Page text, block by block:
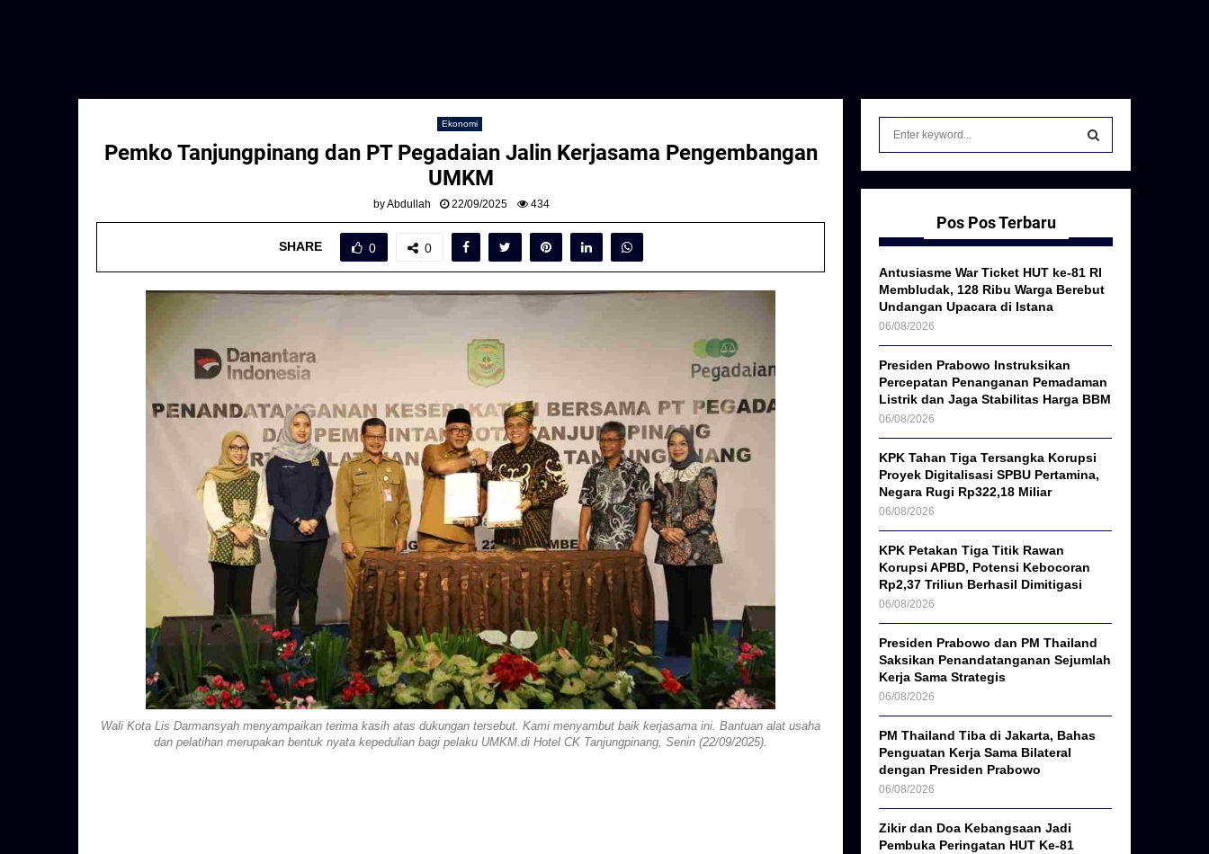
Ekonomi
Pemko Tanjungpinang dan PT Pegadaian Jalin Kerjasama Pengembangan
UMKM
byAbdullah 22/09/2025 434
SHARE 0 0
Wali Kota Lis Darmansyah menyampaikan terima kasih atas dukungan tersebut. Kami menyambut baik kerjasama ini. Bantuan alat usaha
dan pelatihan merupakan bentuk nyata kepedulian bagi pelaku UMKM.di Hotel CK Tanjungpinang, Senin (22/09/2025).
f
r
:
S
A
R
H
Pos Pos Terbaru
Antusiasme War Ticket HUT ke-81 RI
Membludak, 128 Ribu Warga Berebut
Undangan Upacara di Istana
06/08/2026
Presiden Prabowo Instruksikan
Percepatan Penanganan Pemadaman
Listrik dan Jaga Stabilitas Harga BBM
06/08/2026
KPK Tahan Tiga Tersangka Korupsi
Proyek Digitalisasi SPBU Pertamina,
Negara Rugi Rp322,18 Miliar
06/08/2026
KPK Petakan Tiga Titik Rawan
Korupsi APBD, Potensi Kebocoran
Rp2,37 Triliun Berhasil Dimitigasi
06/08/2026
Presiden Prabowo dan PM Thailand
Saksikan Penandatanganan Sejumlah
Kerja Sama Strategis
06/08/2026
PM Thailand Tiba di Jakarta, Bahas
Penguatan Kerja Sama Bilateral
dengan Presiden Prabowo
06/08/2026
Zikir dan Doa Kebangsaan Jadi
Pembuka Peringatan HUT Ke-81